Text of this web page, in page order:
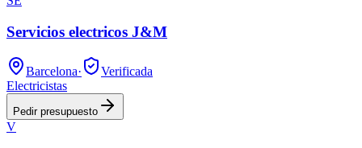
Servicios electricos J&M
Barcelona·
Verificada
Electricistas
Pedir presupuesto
V